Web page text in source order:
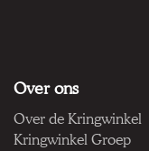
Over ons
Over de Kringwinkel
Kringwinkel Groep